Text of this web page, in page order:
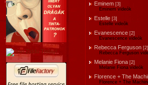
Eminem [3]
Eminem videók
Estelle [3]
Estelle videók
Evanescence [2]
Evanescence videók
Rebecca Ferguson [2]
Rebecca Ferguson
Melanie Fiona [2]
Melanie Fiona videók
Florence + The
Florence + The